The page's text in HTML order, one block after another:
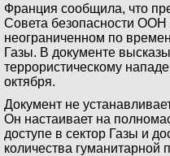
Франция сообщила, что
Совета безопасности
неограниченном по
Газы. В документе
террористическому
октября.
Документ не
Он настаивает на
доступе в сектор Газы и
количества гуманитарной